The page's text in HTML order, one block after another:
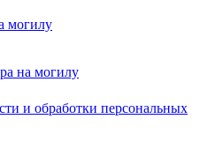
могилу
на могилу
и обработки персональных